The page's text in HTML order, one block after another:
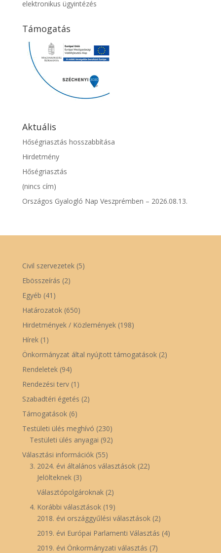
elektronikus ügyintézés
Támogatás
Aktuális
Hőségriasztás hosszabbítása
Hirdetmény
Hőségriasztás
(nincs cím)
Országos Gyalogló Nap Veszprémben – 2026.08.13.
Civil szervezetek(5)
Ebösszeírás (2)
Egyéb (41)
Határozatok(650)
Hirdetmények / Közlemények(198)
Hírek(1)
Önkormányzat által nyújtott támogatások(2)
Rendeletek(94)
Rendezési terv(1)
Szabadtéri égetés (2)
Támogatások(6)
Testületi ülés meghívó (230)
Testületi ülés anyagai (92)
Választási információk(55)
3. 2024. évi általános választások(22)
Jelölteknek(3)
Választópolgároknak(2)
4. Korábbi választások(19)
2018. évi országgyűlési választások(2)
2019. évi Európai Parlamenti Választás (4)
2019. évi Önkormányzati választás (7)